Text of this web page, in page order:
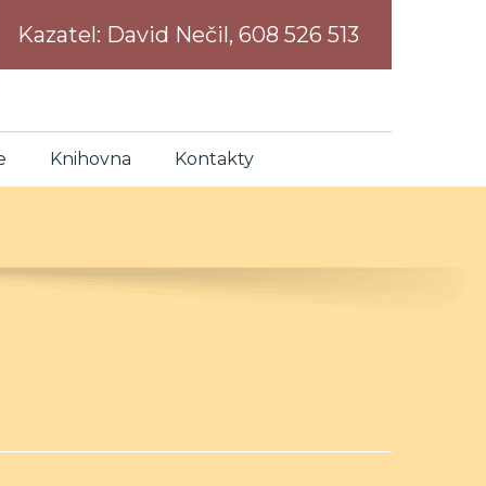
Kazatel: David Nečil, 608 526 513
Knihovna Kontakty